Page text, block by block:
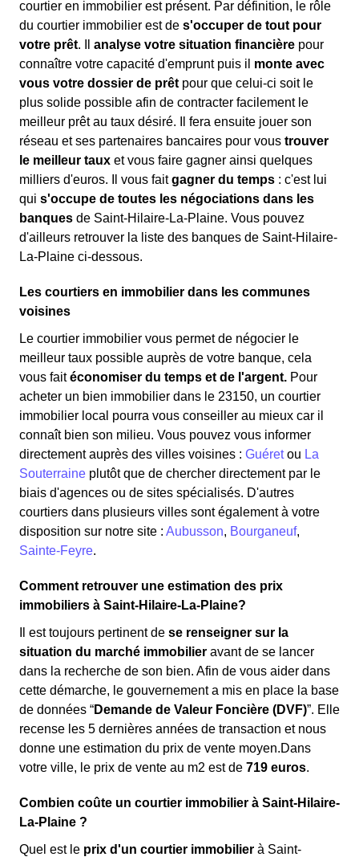
courtier en immobilier est présent. Par définition, le rôle
du courtier immobilier est de s'occuper de tout pour
votre prêt. Il analyse votre situation financière pour
connaître votre capacité d'emprunt puis il monte avec
vous votre dossier de prêt pour que celui-ci soit le
plus solide possible afin de contracter facilement le
meilleur prêt au taux désiré. Il fera ensuite jouer son
réseau et ses partenaires bancaires pour vous trouver
le meilleur taux et vous faire gagner ainsi quelques
milliers d'euros. Il vous faitgagner du temps : c'est lui
qui s'occupe de toutes les négociations dans les
banques de Saint-Hilaire-La-Plaine. Vous pouvez
d'ailleurs retrouver la liste des banques de Saint-Hilaire-
La-Plaine ci-dessous.
Les courtiers en immobilier dans les communes
voisines
Le courtier immobilier vous permet de négocier le
meilleur taux possible auprès de votre banque, cela
vous faitéconomiser du temps et de l'argent. Pour
acheter un bien immobilier dans le 23150, un courtier
immobilier local pourra vous conseiller au mieux car il
connaît bien son milieu. Vous pouvez vous informer
directement auprès des villes voisines : Guéretou La
Souterraine plutôt que de chercher directement par le
biais d'agences ou de sites spécialisés. D'autres
courtiers dans plusieurs villes sont également à votre
disposition sur notre site : Aubusson, Bourganeuf,
Sainte-Feyre.
Comment retrouver une estimation des prix
immobiliers à Saint-Hilaire-La-Plaine?
Il est toujours pertinent de se renseigner sur la
situation du marché immobilier avant de se lancer
dans la recherche de son bien. Afin de vous aider dans
cette démarche, le gouvernement a mis en place la base
de données “Demande de Valeur Foncière (DVF)”. Elle
recense les 5 dernières années de transaction et nous
donne une estimation du prix de vente moyen.Dans
votre ville, le prix de vente au m2 est de 719 euros.
Combien coûte un courtier immobilier à Saint-Hilaire-
La-Plaine ?
Quel est le prix d'un courtier immobilier à Saint-